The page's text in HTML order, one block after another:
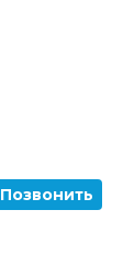
Позвонить